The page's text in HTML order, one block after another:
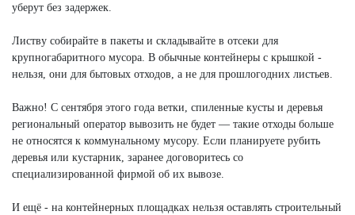
уберут без задержек.
Листву собирайте в пакеты и складывайте в отсеки для
крупногабаритного мусора. В обычные контейнеры с крышкой -
нельзя, они для бытовых отходов, а не для прошлогодних листьев.
Важно! С сентября этого года ветки, спиленные кусты и деревья
региональный оператор вывозить не будет — такие отходы больше
не относятся к коммунальному мусору. Если планируете рубить
деревья или кустарник, заранее договоритесь со
специализированной фирмой об их вывозе.
И ещё - на контейнерных площадках нельзя оставлять строительный